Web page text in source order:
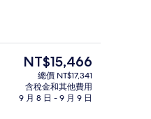
3 座室外游泳池，開放時間為 10:00
目
的
價
NT$15,466
總價 NT$17,341
含稅金和其他費用
9 月 8 日 - 9 月 9 日